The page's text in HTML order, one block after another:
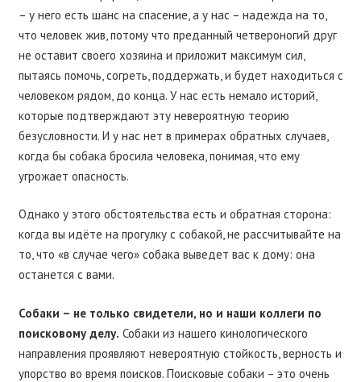
– у него есть шанс на спасение, а у нас – надежда на то,
что человек жив, потому что преданный четвероногий друг
не оставит своего хозяина и приложит максимум сил,
пытаясь помочь, согреть, поддержать, и будет находиться с
человеком рядом, до конца. У нас есть немало историй,
которые подтверждают эту невероятную теорию
безусловности. И у нас нет в примерах обратных случаев,
когда бы собака бросила человека, понимая, что ему
угрожает опасность.
Однако у этого обстоятельства есть и обратная сторона:
когда вы идёте на прогулку с собакой, не рассчитывайте на
то, что «в случае чего» собака выведет вас к дому: она
останется с вами.
Собаки – не только свидетели, но и наши коллеги по
поисковому делу. Собаки из нашего кинологического
направления проявляют невероятную стойкость, верность и
упорство во время поисков. Поисковые собаки – это очень